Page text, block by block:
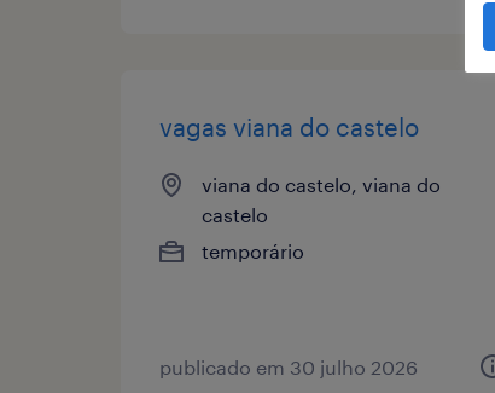
vagas viana do castelo
viana do castelo, viana do
castelo
temporário
publicado em 30 julho 2026